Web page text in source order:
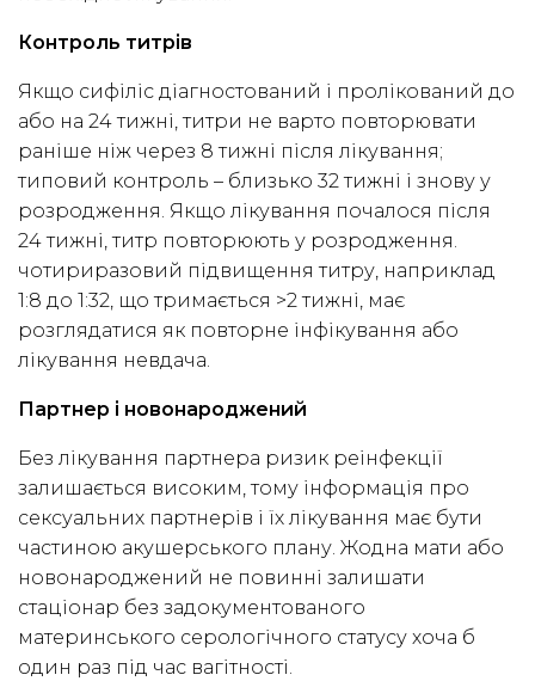
Контроль титрів
Якщо сифіліс діагностований і пролікований до
або на 24 тижні, титри не варто повторювати
раніше ніж через 8 тижні після лікування;
типовий контроль – близько 32 тижні і знову у
розродження. Якщо лікування почалося після
24 тижні, титр повторюють у розродження.
чотириразовий підвищення титру, наприклад
1:8 до 1:32, що тримається >2 тижні, має
розглядатися як повторне інфікування або
лікування невдача.
Партнер і новонароджений
Без лікування партнера ризик реінфекції
залишається високим, тому інформація про
сексуальних партнерів і їх лікування має бути
частиною акушерського плану. Жодна мати або
новонароджений не повинні залишати
стаціонар без задокументованого
материнського серологічного статусу хоча б
один раз під час вагітності.